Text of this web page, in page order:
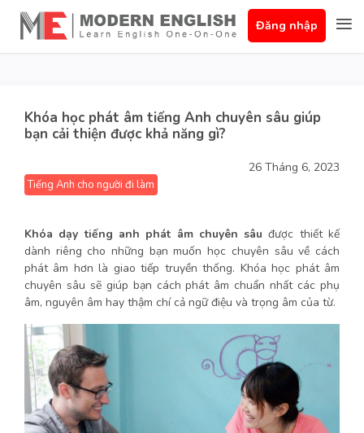
Đăng nhập
Khóa học phát âm tiếng Anh chuyên sâu giúp
bạn cải thiện được khả năng gì?
26 Tháng 6, 2023
Tiếng Anh cho người đi làm
Khóa dạy tiếng anh phát âm chuyên sâu được thiết kế
dành riêng cho những bạn muốn học chuyên sâu về cách
phát âm hơn là giao tiếp truyền thống. Khóa học phát âm
chuyên sâu sẽ giúp bạn cách phát âm chuẩn nhất các phụ
âm, nguyên âm hay thậm chí cả ngữ điệu và trọng âm của từ.